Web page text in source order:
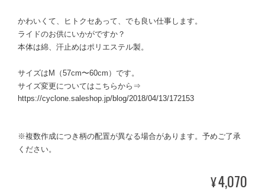
かわいくて、ヒトクセあって、でも良い仕事します。
ライドのお供にいかがですか？
本体は綿、汗止めはポリエステル製。
サイズはM（57cm〜60cm）です。
サイズ変更についてはこちらから⇒
https://cyclone.saleshop.jp/blog/2018/04/13/172153
※複数作成につき柄の配置が異なる場合があります。予めご了承
ください。
¥4,070